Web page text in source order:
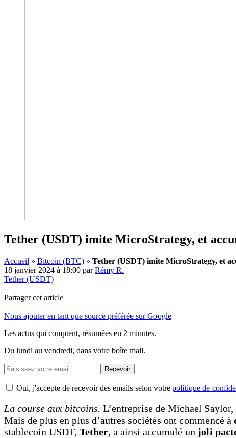
Tether (USDT) imite MicroStrategy, et
Accueil » Bitcoin (BTC) » Tether (USDT) imite MicroStrategy, et
18 janvier 2024 à 18:00 parRémy R.
Tether (USDT)
Partager cet article
Nous ajouter en tant que source préférée sur Google
Les actus qui comptent, résumées en 2 minutes.
Du lundi au vendredi, dans votre boîte mail.
Recevoir
Oui, j'accepte de recevoir des emails selon votre politique de
La course aux bitcoins. L’entreprise de Michael Saylor,
Mais de plus en plus d’autres sociétés ont commencé à
stablecoin USDT, Tether, a ainsi accumulé un joli